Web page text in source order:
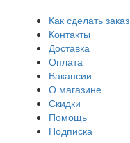
Как сделать заказ
Контакты
Доставка
Оплата
Вакансии
О магазине
Скидки
Помощь
Подписка